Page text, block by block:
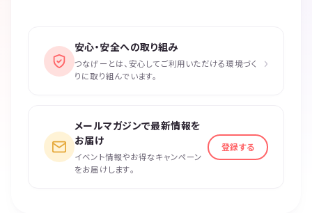
安心・安全への取り組み
つなげーとは、安心してご利用いただける環境づく
りに取り組んでいます。
›
メールマガジンで最新情報を
お届け
イベント情報やお得なキャンペーン
をお届けします。
登録する